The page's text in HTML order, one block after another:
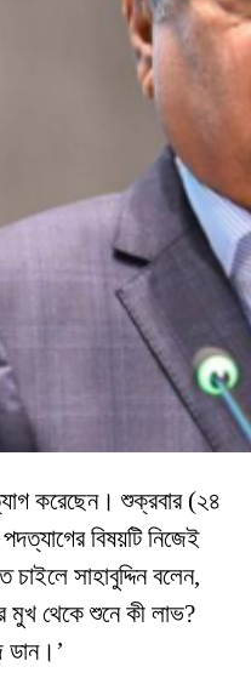
করেছেন। শুক্রবার (২৪
বিষয়টি নিজেই
চাইলে সাহাবুদ্দিন বলেন,
মুখ থেকে শুনে কী লাভ?